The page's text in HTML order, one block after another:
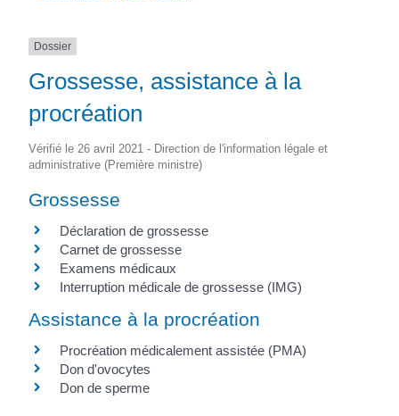
Dossier
Grossesse, assistance à la
procréation
Vérifié le 26 avril 2021 - Direction de l'information légale et
administrative (Première ministre)
Grossesse
Déclaration de grossesse
Carnet de grossesse
Examens médicaux
Interruption médicale de grossesse (IMG)
Assistance à la procréation
Procréation médicalement assistée (PMA)
Don d'ovocytes
Don de sperme